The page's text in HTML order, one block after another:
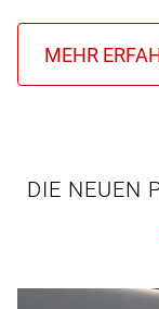
DIE NEUEN